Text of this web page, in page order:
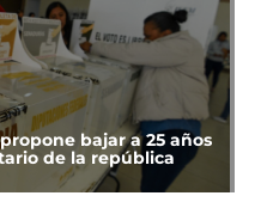
bajar a 25 años
de la república